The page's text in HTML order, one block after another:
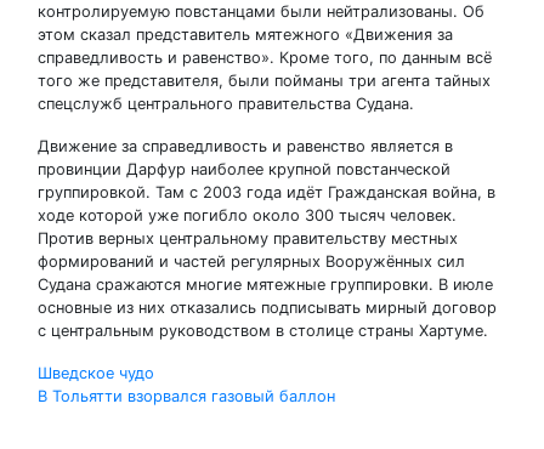
контролируемую повстанцами были нейтрализованы. Об
этом сказал представитель мятежного «Движения за
справедливость и равенство». Кроме того, по данным всё
того же представителя, были пойманы три агента тайных
спецслужб центрального правительства Судана.
Движение за справедливость и равенство является в
провинции Дарфур наиболее крупной повстанческой
группировкой. Там с 2003 года идёт Гражданская война, в
ходе которой уже погибло около 300 тысяч человек.
Против верных центральному правительству местных
формирований и частей регулярных Вооружённых сил
Судана сражаются многие мятежные группировки. В июле
основные из них отказались подписывать мирный договор
с центральным руководством в столице страны Хартуме.
Навигация
Шведское чудо
В Тольятти взорвался газовый баллон